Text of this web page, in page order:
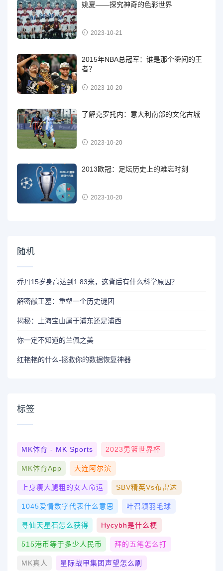
姚夏——探究神奇的色彩世界
2023-10-21
2015年NBA总冠军：谁是那个瞬间的王
者？
2023-10-20
了解克罗托内：意大利南部的文化古城
2023-10-20
2013欧冠：足坛历史上的难忘时刻
2023-10-20
随机
乔丹15岁身高达到1.83米，这背后有什么科学原因？
解密献王墓：重塑一个历史谜团
揭秘：上海宝山属于浦东还是浦西
你一定不知道的兰佩之美
红艳艳的什么-拯救你的数据恢复神器
标签
MK体育 - MK Sports 2023男篮世界杯
MK体育App 大连阿尔滨
上身瘦大腿粗的女人命运 SBV精英vs布雷达
1045爱情数字代表什么意思 叶召颖羽毛球
寻仙天星石怎么获得 Hycybh是什么梗
515港币等于多少人民币 拜的五笔怎么打
MK真人 星际战甲集团声望怎么刷